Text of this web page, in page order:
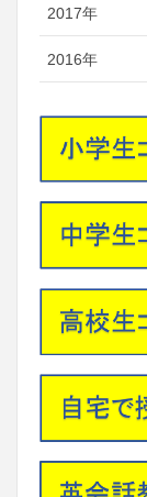
2017年
2016年